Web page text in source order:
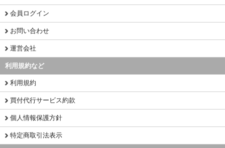
会員ログイン
お問い合わせ
運営会社
利用規約など
利用規約
買付代行サービス約款
個人情報保護方針
特定商取引法表示